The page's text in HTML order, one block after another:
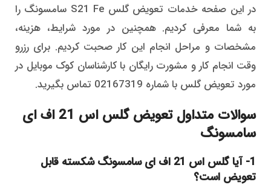
در این صفحه خدمات تعویض گلس S21 Fe سامسونگ را
به شما معرفی کردیم. همچنین در مورد شرایط، هزینه،
مشخصات و مراحل انجام این کار صحبت کردیم. برای رزرو
وقت انجام کار و مشورت رایگان با کارشناسان کوک موبایل در
مورد تعویض گلس با شماره 02167319 تماس بگیرید.
سوالات متداول تعویض گلس اس 21 اف ای
سامسونگ
1- آیا گلس اس 21 اف ای سامسونگ شکسته قابل
تعویض است؟